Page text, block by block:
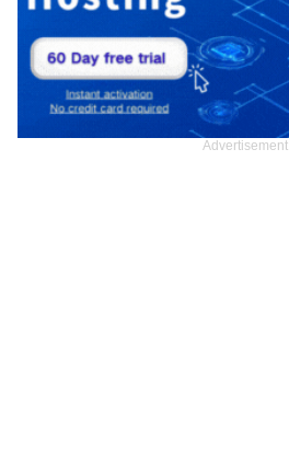
Advertisement